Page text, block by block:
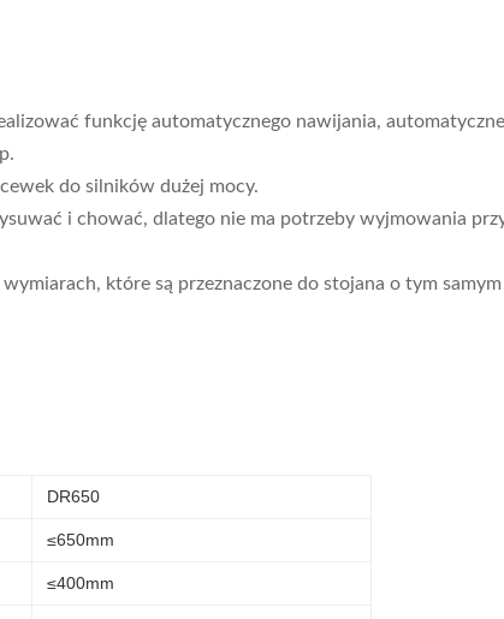
funkcję automatycznego nawijania,
do silników dużej mocy.
i chować, dlatego nie ma potrzeby wyjmowania
które są przeznaczone do stojana o tym
DR650
≤650mm
≤400mm